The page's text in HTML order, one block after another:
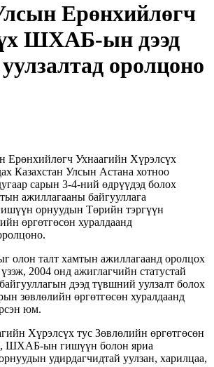
Ерөнхийлөгч
ШХАБ-ын дээд
оролцоно
Ерөнхийлөгч Ухнаагийн Хүрэлсүх
Казахстан Улсын Астана хотноо
сарын 3-4-ний өдрүүдэд болох
ажиллагааны байгууллага
орнуудын Төрийн тэргүүн
өргөтгөсөн хуралдаанд
талт хамтын ажиллагаанд оролцох
2004 онд ажиглагчийн статустай
дээд түвшний уулзалт болох
зөвлөлийн өргөтгөсөн хуралдаанд
юм.
Хүрэлсүх тус Зөвлөлийн өргөтгөсөн
ШХАБ-ын гишүүн болон яриа
удирдагчидтай уулзан, харилцаа,